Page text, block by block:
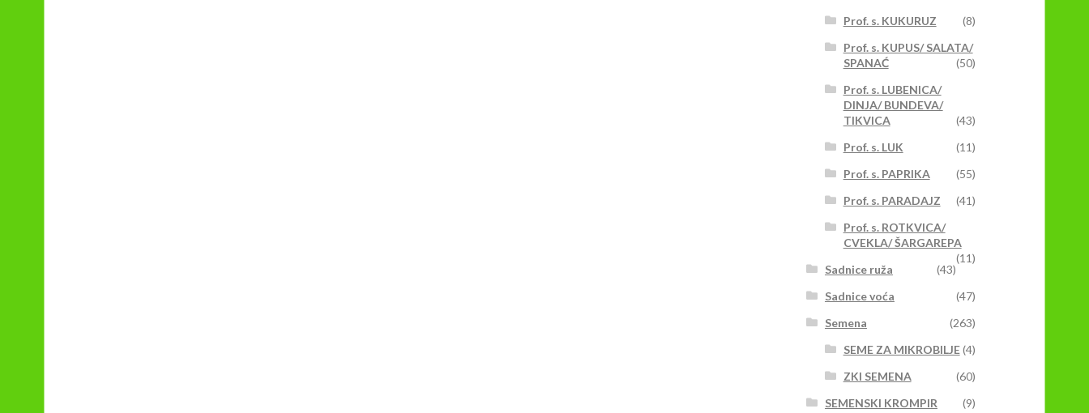
Prof. s. KUKURUZ
(8)
Prof. s. KUPUS/ SALATA/
SPANAĆ
(50)
Prof. s. LUBENICA/
DINJA/ BUNDEVA/
TIKVICA
(43)
Prof. s. LUK
(11)
Prof. s. PAPRIKA
(55)
Prof. s. PARADAJZ
(41)
Prof. s. ROTKVICA/
CVEKLA/ ŠARGAREPA
(11)
Sadnice ruža
(43)
Sadnice voća
(47)
Semena
(263)
SEME ZA MIKROBILJE(4)
ZKI SEMENA
(60)
SEMENSKI KROMPIR
(9)